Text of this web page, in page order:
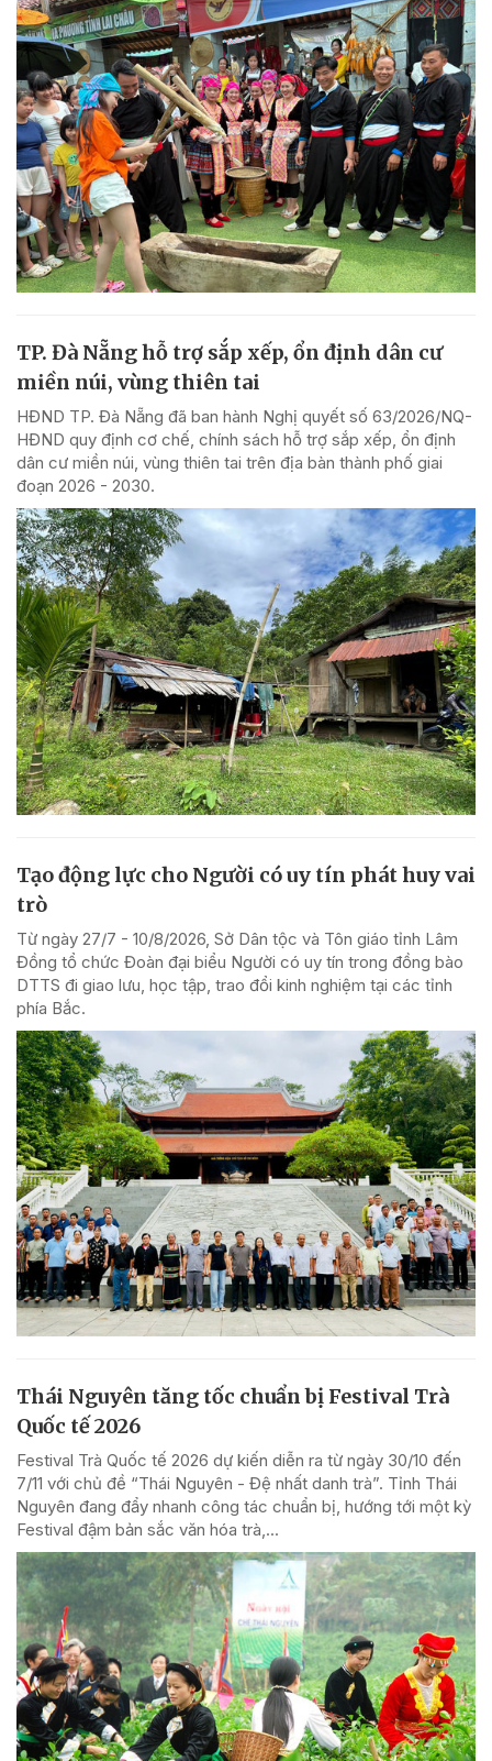
TP. Đà Nẵng hỗ trợ sắp xếp, ổn định dân cư
miền núi, vùng thiên tai
HĐND TP. Đà Nẵng đã ban hành Nghị quyết số 63/2026/NQ-
HĐND quy định cơ chế, chính sách hỗ trợ sắp xếp, ổn định
dân cư miền núi, vùng thiên tai trên địa bàn thành phố giai
đoạn 2026 - 2030.
Tạo động lực cho Người có uy tín phát huy vai
trò
Từ ngày 27/7 - 10/8/2026, Sở Dân tộc và Tôn giáo tỉnh Lâm
Đồng tổ chức Đoàn đại biểu Người có uy tín trong đồng bào
DTTS đi giao lưu, học tập, trao đổi kinh nghiệm tại các tỉnh
phía Bắc.
Thái Nguyên tăng tốc chuẩn bị Festival Trà
Quốc tế 2026
Festival Trà Quốc tế 2026 dự kiến diễn ra từ ngày 30/10 đến
7/11 với chủ đề “Thái Nguyên - Đệ nhất danh trà”. Tỉnh Thái
Nguyên đang đẩy nhanh công tác chuẩn bị, hướng tới một kỳ
Festival đậm bản sắc văn hóa trà,...